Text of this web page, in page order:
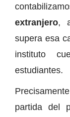
extranjero,
supera esa
instituto
estudiantes.
partida del